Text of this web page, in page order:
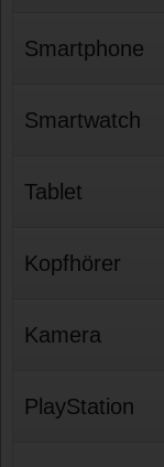
Smartphone
Smartwatch
Tablet
Kopfhörer
Kamera
PlayStation